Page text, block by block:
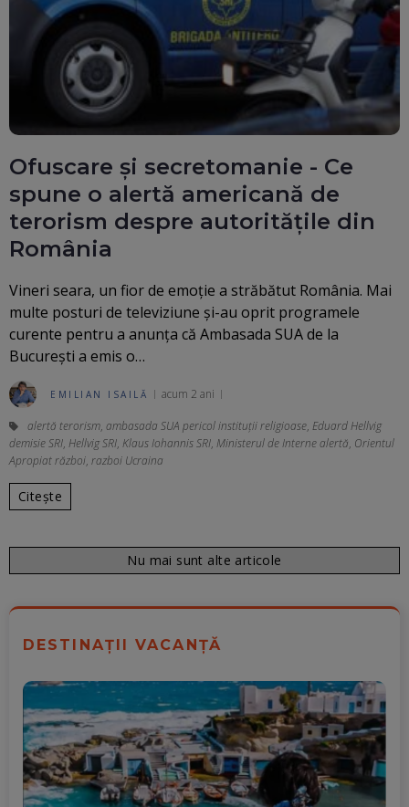
Ofuscare și secretomanie - Ce
spune o alertă americană de
terorism despre autoritățile din
România
Vineri seara, un fior de emoție a străbătut România. Mai
multe posturi de televiziune și-au oprit programele
curente pentru a anunța că Ambasada SUA de la
București a emis o…
EMILIAN ISAILĂ acum 2 ani
alertă terorism, ambasada SUA pericol instituții religioase, Eduard Hellvig
demisie SRI, Hellvig SRI, Klaus Iohannis SRI, Ministerul de Interne alertă, Orientul
Apropiat război, razboi Ucraina
Citește
Nu mai sunt alte articole
DESTINAȚII VACANȚĂ